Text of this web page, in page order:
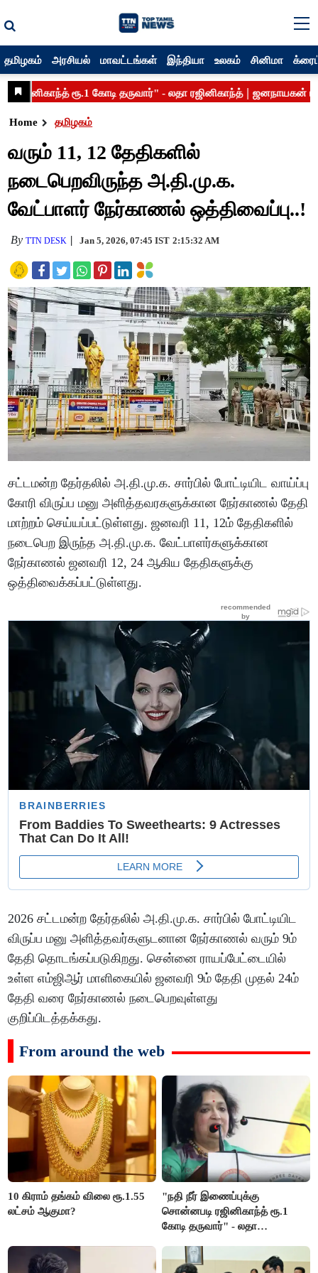
தமிழகம் அரசியல் மாவட்டங்கள் இந்தியா உலகம் சினிமா
Home தமிழகம்
வரும் 11, 12 தேதிகளில்
நடைபெறவிருந்த அ.தி.மு.க.
வேட்பாளர் நேர்காணல் ஒத்திவைப்பு..!
ByTTN DESK Jan 5, 2026, 07:45 IST 2:15:32 AM
சட்டமன்ற தேர்தலில் அ.தி.மு.க. சார்பில் போட்டியிட வாய்ப்பு
கோரி விருப்ப மனு அளித்தவரகளுக்கான நேர்காணல் தேதி
மாற்றம் செய்யப்பட்டுள்ளது. ஜனவரி 11, 12ம் தேதிகளில்
நடைபெற இருந்த அ.தி.மு.க. வேட்பாளர்களுக்கான
நேர்காணல் ஜனவரி 12, 24 ஆகிய தேதிகளுக்கு
ஒத்திவைக்கப்பட்டுள்ளது.
2026 சட்டமன்ற தேர்தலில் அ.தி.மு.க. சார்பில் போட்டியிட
விருப்ப மனு அளித்தவர்களுடனான நேர்காணல் வரும் 9ம்
தேதி தொடங்கப்படுகிறது. சென்னை ராயப்பேட்டையில்
உள்ள எம்ஜிஆர் மாளிகையில் ஜனவரி 9ம் தேதி முதல் 24ம்
தேதி வரை நேர்காணல் நடைபெறவுள்ளது
குறிப்பிடத்தக்கது.
From around the web
10 கிராம் தங்கம் விலை ரூ.1.55
லட்சம் ஆகுமா?
"நதி நீர் இணைப்புக்கு
சொன்னபடி ரஜினிகாந்த் ரூ.1
கோடி தருவார்" - லதா